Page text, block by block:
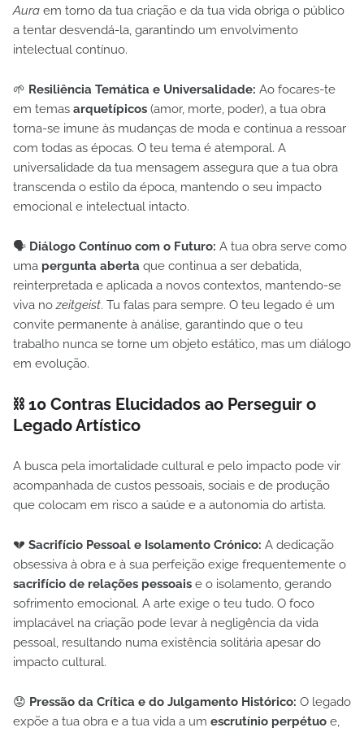
Aura em torno da tua criação e da tua vida obriga o público
a tentar desvendá-la, garantindo um envolvimento
intelectual contínuo.
🌱 Resiliência Temática e Universalidade: Ao focares-te
em temas arquetípicos (amor, morte, poder), a tua obra
torna-se imune às mudanças de moda e continua a ressoar
com todas as épocas. O teu tema é atemporal. A
universalidade da tua mensagem assegura que a tua obra
transcenda o estilo da época, mantendo o seu impacto
emocional e intelectual intacto.
🗣️ Diálogo Contínuo com o Futuro: A tua obra serve como
uma pergunta aberta que continua a ser debatida,
reinterpretada e aplicada a novos contextos, mantendo-se
viva nozeitgeist. Tu falas para sempre. O teu legado é um
convite permanente à análise, garantindo que o teu
trabalho nunca se torne um objeto estático, mas um diálogo
em evolução.
⛓️ 10 Contras Elucidados ao Perseguir o
Legado Artístico
A busca pela imortalidade cultural e pelo impacto pode vir
acompanhada de custos pessoais, sociais e de produção
que colocam em risco a saúde e a autonomia do artista.
💔 Sacrifício Pessoal e Isolamento Crónico: A dedicação
obsessiva à obra e à sua perfeição exige frequentemente o
sacrifício de relações pessoais e o isolamento, gerando
sofrimento emocional. A arte exige o teu tudo. O foco
implacável na criação pode levar à negligência da vida
pessoal, resultando numa existência solitária apesar do
impacto cultural.
😟 Pressão da Crítica e do Julgamento Histórico: O legado
expõe a tua obra e a tua vida a um escrutínio perpétuo e,